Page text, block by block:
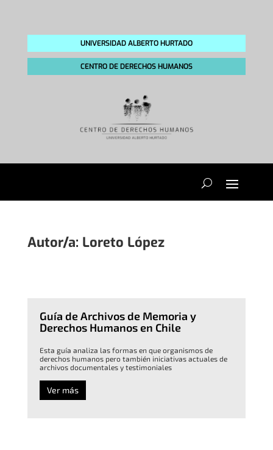
UNIVERSIDAD ALBERTO HURTADO
CENTRO DE DERECHOS HUMANOS
Autor/a: Loreto López
Guía de Archivos de Memoria y
Derechos Humanos en Chile
Esta guía analiza las formas en que organismos de
derechos humanos pero también iniciativas actuales de
archivos documentales y testimoniales
Ver más